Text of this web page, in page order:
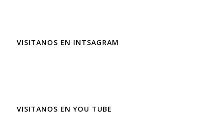
VISITANOS EN INTSAGRAM
VISITANOS EN YOU TUBE